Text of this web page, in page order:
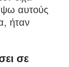
αυτούς
ήταν
σε